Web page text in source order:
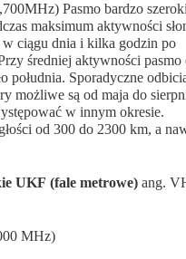
) Pasmo bardzo
maksimum aktywności
w ciągu dnia i kilka godzin po
średniej aktywności pasmo
południa. Sporadyczne
możliwe są od maja do
w innym okresie.
od 300 do 2300 km, a
UKF (fale metrowe)ang.
MHz)